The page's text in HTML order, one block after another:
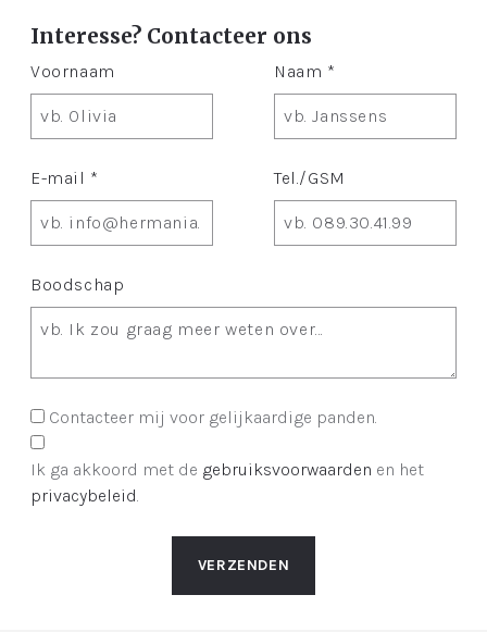
Interesse? Contacteer ons
Voornaam Naam *
E-mail * Tel./GSM
Boodschap
Contacteer mij voor gelijkaardige panden.
Ik ga akkoord met de gebruiksvoorwaarden en het
privacybeleid.
VERZENDEN